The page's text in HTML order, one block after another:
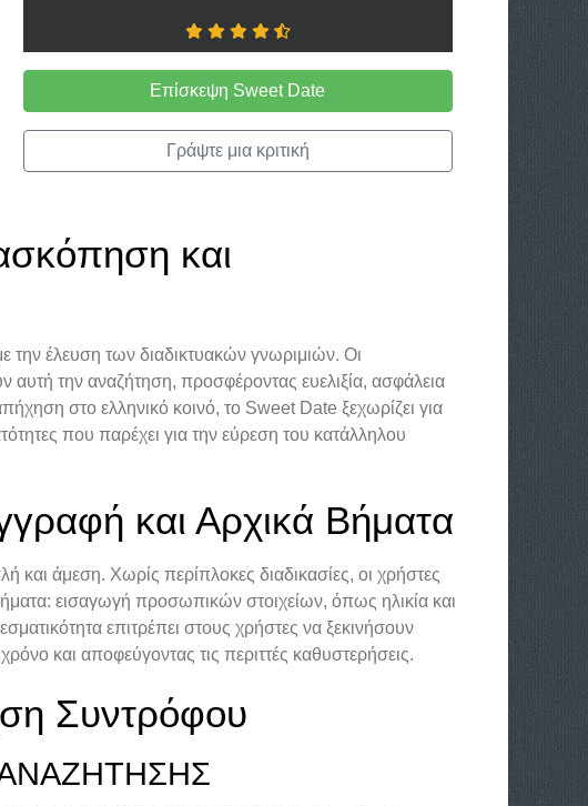
Επίσκεψη Sweet Date
Γράψτε μια κριτική
και
την έλευση των διαδικτυακών γνωριμιών. Οι
την αναζήτηση, προσφέροντας ευελιξία, ασφάλεια
στο ελληνικό κοινό, το Sweet Date ξεχωρίζει για
που παρέχει για την εύρεση του κατάλληλου
και Αρχικά Βήματα
και άμεση. Χωρίς περίπλοκες διαδικασίες, οι χρήστες
εισαγωγή προσωπικών στοιχείων, όπως ηλικία και
επιτρέπει στους χρήστες να ξεκινήσουν
και αποφεύγοντας τις περιττές καθυστερήσεις.
Συντρόφου